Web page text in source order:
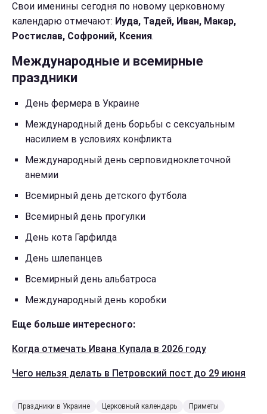
Свои именины сегодня по новому церковному
календарю отмечают: Иуда, Тадей, Иван, Макар,
Ростислав, Софроний, Ксения.
Международные и всемирные
праздники
День фермера в Украине
Международный день борьбы с сексуальным
насилием в условиях конфликта
Международный день серповидноклеточной
анемии
Всемирный день детского футбола
Всемирный день прогулки
День кота Гарфилда
День шлепанцев
Всемирный день альбатроса
Международный день коробки
Еще больше интересного:
Когда отмечать Ивана Купала в 2026 году
Чего нельзя делать в Петровский пост до 29 июня
Праздники в Украине Церковный календарь
Приметы